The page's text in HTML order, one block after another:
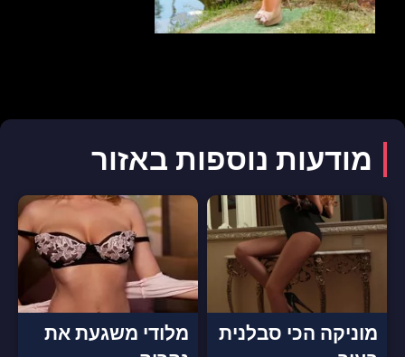
מודעות נוספות באזור
מוניקה הכי סבלנית
מלודי משגעת את